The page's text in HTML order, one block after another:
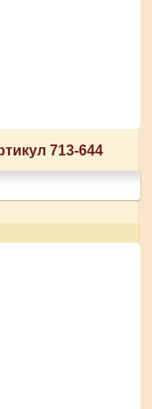
713-644